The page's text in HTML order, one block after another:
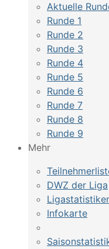
Aktuelle
Runde 1
Runde 2
Runde 3
Runde 4
Runde 5
Runde 6
Runde 7
Runde 8
Runde 9
Mehr
DWZ der Liga
Infokarte